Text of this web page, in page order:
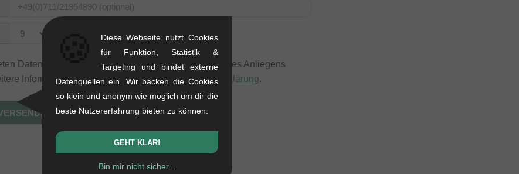
bis
Daten werden nur zum Zweck der Bearbeitung deines Anliegens
Informationen findest du in unsererDatenschutzerklärung.
Diese Webseite nutzt Cookies
für Funktion, Statistik &
Targeting und bindet externe
Datenquellen ein. Wir backen die Cookies
so klein und anonym wie möglich um dir die
beste Nutzererfahrung bieten zu können.
GEHT KLAR!
Bin mir nicht sicher...